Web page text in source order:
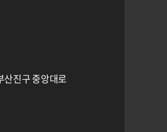
산진구 중앙대로